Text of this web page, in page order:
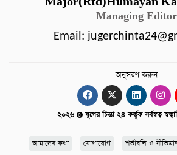
Managing Editor
Email:
অনুসরণ করুন
২০২৬ যুগের চিন্তা ২৪ কর্তৃক সর্বস্বত্ব
আমাদের কথা যোগাযোগ শর্তাবলি ও